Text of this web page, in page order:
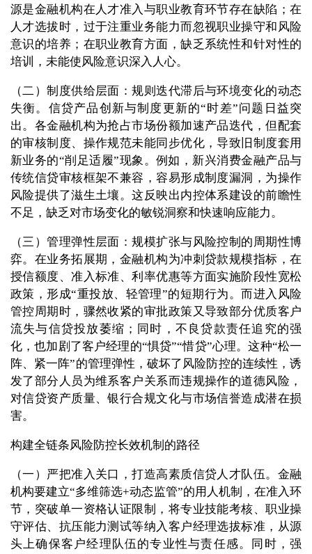
源是金融机构在人才准入与职业教育环节存在缺陷；在
人才选拔时，过于注重业务能力而忽视职业操守和风险
意识的培养；在职业教育方面，缺乏系统性和针对性的
培训，未能使风险意识深入人心。
（二）制度供给层面：规则迭代滞后与环境变化的动态
失衡。信贷产品创新与制度更新的“时差”问题日益突
出。各金融机构为抢占市场份额加速产品迭代，但配套
的审核制度、操作规范未能同步优化，导致旧制度套用
新业务的“削足适履”现象。例如，新兴消费金融产品与
传统信贷审核框架不兼容，容易形成制度漏洞，为操作
风险提供了滋生土壤。这反映出内控体系建设的前瞻性
不足，缺乏对市场变化的敏锐洞察和快速响应能力。
（三）管理弹性层面：规模扩张与风险控制的周期性博
弈。在业务拓展期，金融机构为冲刺贷款规模指标，在
授信额度、准入标准、利率优惠等方面实施阶段性宽松
政策，形成“重投放、轻管理”的短期行为。而进入风险
管控周期时，骤然收紧的审批政策又导致部分优质客户
流失与信贷投放萎缩；同时，不良贷款责任追究的强
化，也加剧了客户经理的“惧贷”“惜贷”心理。这种“松一
阵、紧一阵”的管理弹性，破坏了风险防控的连续性，诱
发了部分人员为维系客户关系而违规操作的道德风险，
对信贷资产质量、银行合规文化与市场信誉造成潜在损
害。
构建全链条风险防控长效机制的路径
（一）严把准入关口，打造高素质信贷人才队伍。金融
机构要建立“多维筛选+动态监管”的用人机制，在准入环
节，突破单一资格认证限制，将专业技能考核、职业操
守评估、抗压能力测试等纳入客户经理选拔标准，从源
头上确保客户经理队伍的专业性与责任感。同时，强